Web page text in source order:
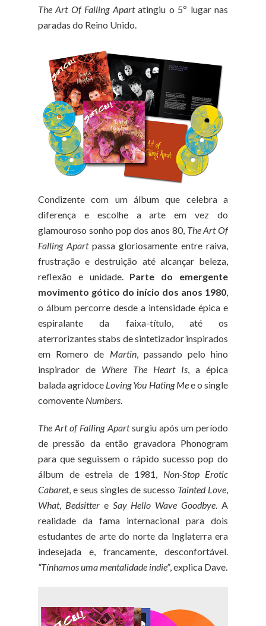
The Art Of Falling Apartatingiu o 5º lugar nas
paradas do Reino Unido.
Condizente com um álbum que celebra a
diferença e escolhe a arte em vez do
glamouroso sonho pop dos anos 80, The Art Of
Falling Apartpassa gloriosamente entre raiva,
frustração e destruição até alcançar beleza,
reflexão e unidade. Parte do emergente
movimento gótico do início dos anos 1980,
o álbum percorre desde a intensidade épica e
espiralante da faixa-título, até os
aterrorizantes stabs de sintetizador inspirados
em Romero de Martin, passando pelo hino
inspirador de Where The Heart Is, a épica
balada agridoce Loving You Hating Mee o single
comovente Numbers.
The Art of Falling Apartsurgiu após um período
de pressão da então gravadora Phonogram
para que seguissem o rápido sucesso pop do
álbum de estreia de 1981, Non-Stop Erotic
Cabaret, e seus singles de sucesso Tainted Love,
What, Bedsittere Say Hello Wave Goodbye. A
realidade da fama internacional para dois
estudantes de arte do norte da Inglaterra era
indesejada e, francamente, desconfortável.
“Tínhamos uma mentalidade indie”, explica Dave.